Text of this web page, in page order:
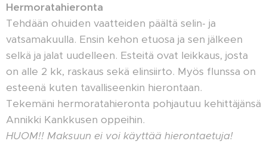
Hermoratahieronta
Tehdään ohuiden vaatteiden päältä selin- ja
vatsamakuulla. Ensin kehon etuosa ja sen jälkeen
selkä ja jalat uudelleen. Esteitä ovat leikkaus, josta
on alle 2 kk, raskaus sekä elinsiirto. Myös flunssa on
esteenä kuten tavalliseenkin hierontaan.
Tekemäni hermoratahieronta pohjautuu kehittäjänsä
Annikki Kankkusen oppeihin.
HUOM!! Maksuun ei voi käyttää hierontaetuja!